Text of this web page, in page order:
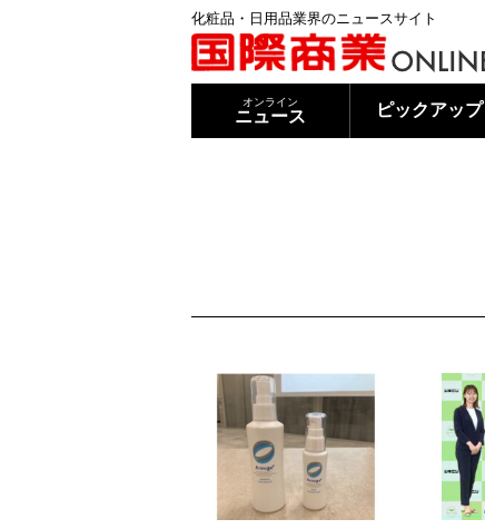
化粧品・日用品業界のニュースサイト
オンライン
ニュース ピックアップ